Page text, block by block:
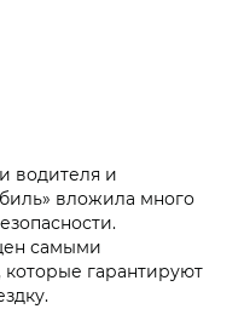
водителя и
вложила много
самыми
гарантируют